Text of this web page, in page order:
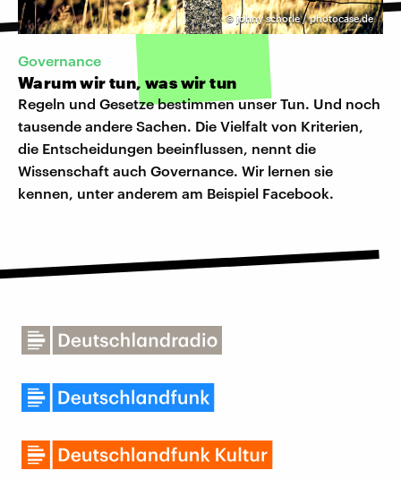
©johny schorle / photocase.de
Governance
Warum wir tun, was wir tun
Regeln und Gesetze bestimmen unser Tun. Und noch
tausende andere Sachen. Die Vielfalt von Kriterien,
die Entscheidungen beeinflussen, nennt die
Wissenschaft auch Governance. Wir lernen sie
kennen, unter anderem am Beispiel Facebook.